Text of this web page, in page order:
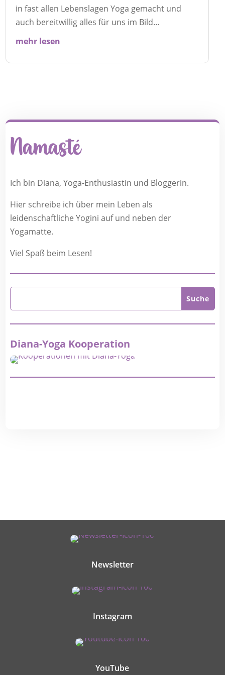
in fast allen Lebenslagen Yoga gemacht und
auch bereitwillig alles für uns im Bild...
mehr lesen
Namasté
Ich bin Diana, Yoga-Enthusiastin und Bloggerin.
Hier schreibe ich über mein Leben als
leidenschaftliche Yogini auf und neben der
Yogamatte.
Viel Spaß beim Lesen!
Diana-Yoga Kooperation
Newsletter
Instagram
YouTube